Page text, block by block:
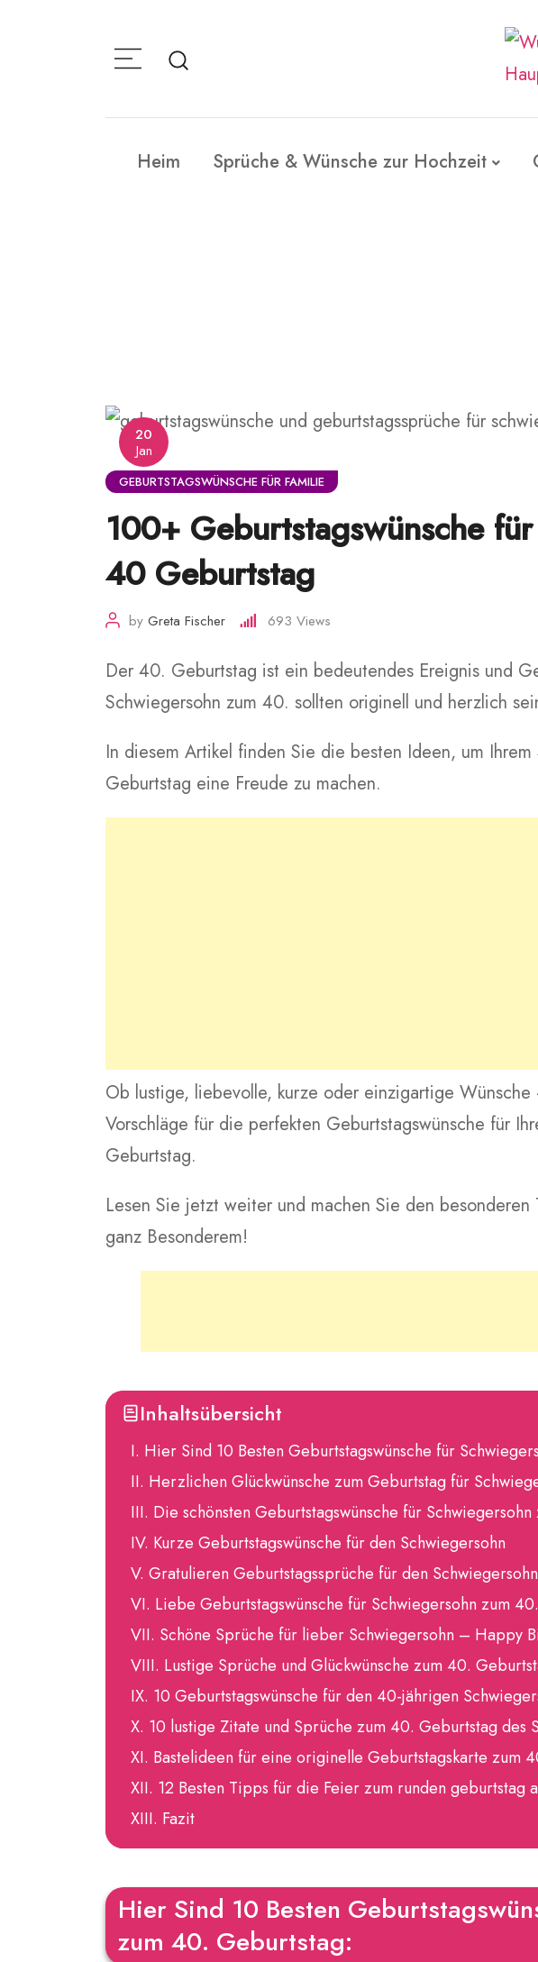
Heim Sprüche & Wünsche zur Hochzeit
20
Jan
GEBURTSTAGSWÜNSCHE FÜR FAMILIE
100+ Geburtstagswünsche
40 Geburtstag
by Greta Fischer 693 Views
Der 40. Geburtstag ist ein bedeutendes Ereignis und
Schwiegersohn zum 40. sollten originell und herzlich
In diesem Artikel finden Sie die besten Ideen, um
Geburtstag eine Freude zu machen.
Ob lustige, liebevolle, kurze oder einzigartige
Vorschläge für die perfekten Geburtstagswünsche für
Geburtstag.
Lesen Sie jetzt weiter und machen Sie den besonderen
ganz Besonderem!
Inhaltsübersicht
Hier Sind 10 Besten Geburtstagswünsche für
Herzlichen Glückwünsche zum Geburtstag für
Die schönsten Geburtstagswünsche für
Kurze Geburtstagswünsche für den Schwiegersohn
Gratulieren Geburtstagssprüche für den Schwiegersohn
Liebe Geburtstagswünsche für Schwiegersohn zum 40.
Schöne Sprüche für lieber Schwiegersohn – Happy
Lustige Sprüche und Glückwünsche zum 40.
10 Geburtstagswünsche für den 40-jährigen
10 lustige Zitate und Sprüche zum 40. Geburtstag des
Bastelideen für eine originelle Geburtstagskarte zum
12 Besten Tipps für die Feier zum runden geburtstag
Fazit
Hier Sind 10 Besten
zum 40. Geburtstag: